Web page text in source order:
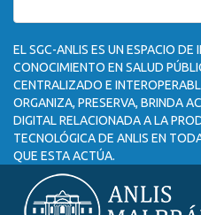
EL SGC-ANLIS ES UN ESPACIO
CONOCIMIENTO EN SALUD
CENTRALIZADO E
ORGANIZA, PRESERVA, BRINDA
DIGITAL RELACIONADA A LA
TECNOLÓGICA DE ANLIS EN
QUE ESTA ACTÚA.